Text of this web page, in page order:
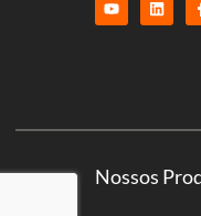
Nossos